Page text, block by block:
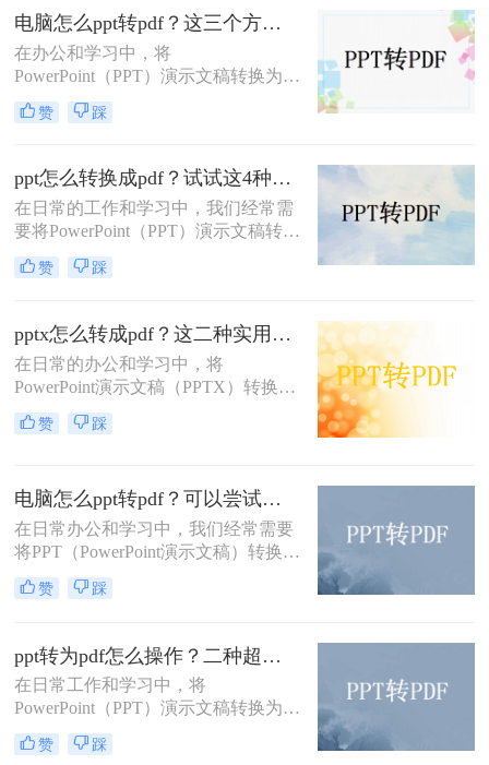
呢？本文将介绍几种常用的PPT转
PDF方法，助你轻松完成文件转换。
电脑怎么ppt转pdf？这三个方法可以了解下!
在办公和学习中，将
PowerPoint（PPT）演示文稿转换为
PDF格式是确保文件格式一致性及防
止内容被随意修改的有效手段。那么
更轻松地完成这一任务，本文将详细
介绍三种不同的PPT转PDF方法。
赞 踩
ppt怎么转换成pdf？试试这4种转换方法！
在日常的工作和学习中，我们经常需
要将PowerPoint（PPT）演示文稿转换
为PDF格式。PDF文件因其跨平台兼
容性、格式稳定性和便于分享的特
示的首选格式。无论是为了在线分
享、打印成册还是确保演示内容的格
式一致性，将PPT转换为PDF都是一
个明智的选择。那么ppt怎么转换成
pdf呢？本文将详细介绍几种将PPT转
换成PDF的方法，帮助您轻松完成这
赞 踩
pptx怎么转成pdf？这二种实用方法轻松解决！
在日常的办公和学习中，将
PowerPoint演示文稿（PPTX）转换为
PDF格式是一项常见且重要的任务。
PDF格式因其良好的跨平台兼容性、
件格式。本文将详细介绍pptx怎么转
成pdf的多种方法。
赞 踩
电脑怎么ppt转pdf？可以尝试一下这3个转换方法！
在日常办公和学习中，我们经常需要
将PPT（PowerPoint演示文稿）转换为
PDF格式，以便于分享、打印或存
档。那么电脑怎么ppt转pdf呢？本文
赞 踩
ppt转为pdf怎么操作？二种超实用转换方法分享！
在日常工作和学习中，将
PowerPoint（PPT）演示文稿转换为
PDF格式的需求非常普遍。这样做不
仅能够确保文件在不同设备上的展示
赞 踩